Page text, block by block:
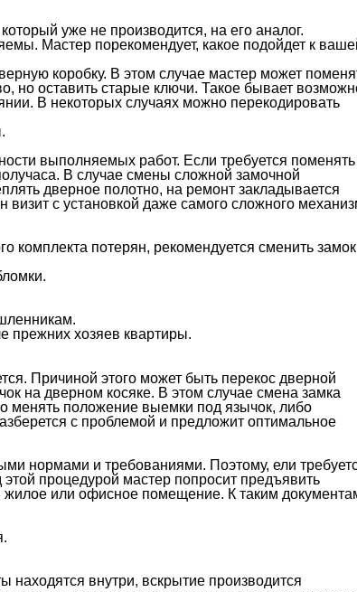
уже не производится, на его аналог.
Мастер порекомендует, какое подойдет к
коробку. В этом случае мастер может
но оставить старые ключи. Такое бывает
В некоторых случаях можно перекодировать
выполняемых работ. Если требуется поменять
В случае смены сложной замочной
дверное полотно, на ремонт закладывается
с установкой даже самого сложного
комплекта потерян, рекомендуется сменить замок
прежних хозяев квартиры.
Причиной этого может быть перекос дверной
на дверном косяке. В этом случае смена замка
менять положение выемки под язычок, либо
с проблемой и предложит оптимальное
нормами и требованиями. Поэтому, ели
процедурой мастер попросит предъявить
или офисное помещение. К таким
находятся внутри, вскрытие производится